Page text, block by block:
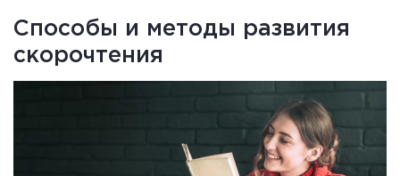
Способы и методы развития
скорочтения